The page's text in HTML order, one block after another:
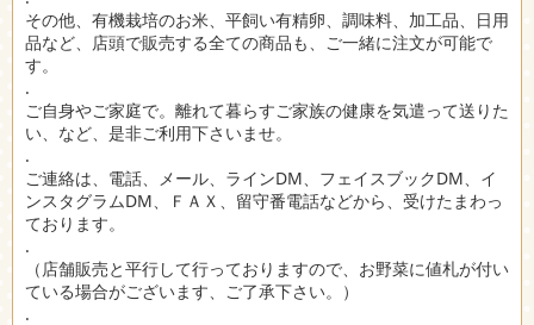
その他、有機栽培のお米、平飼い有精卵、調味料、加工品、日用
品など、店頭で販売する全ての商品も、ご一緒に注文が可能で
す。
.
ご自身やご家庭で。離れて暮らすご家族の健康を気遣って送りた
い、など、是非ご利用下さいませ。
.
ご連絡は、電話、メール、ラインDM、フェイスブックDM、イ
ンスタグラムDM、ＦＡＸ、留守番電話などから、受けたまわっ
ております。
.
（店舗販売と平行して行っておりますので、お野菜に値札が付い
ている場合がございます、ご了承下さい。）
.